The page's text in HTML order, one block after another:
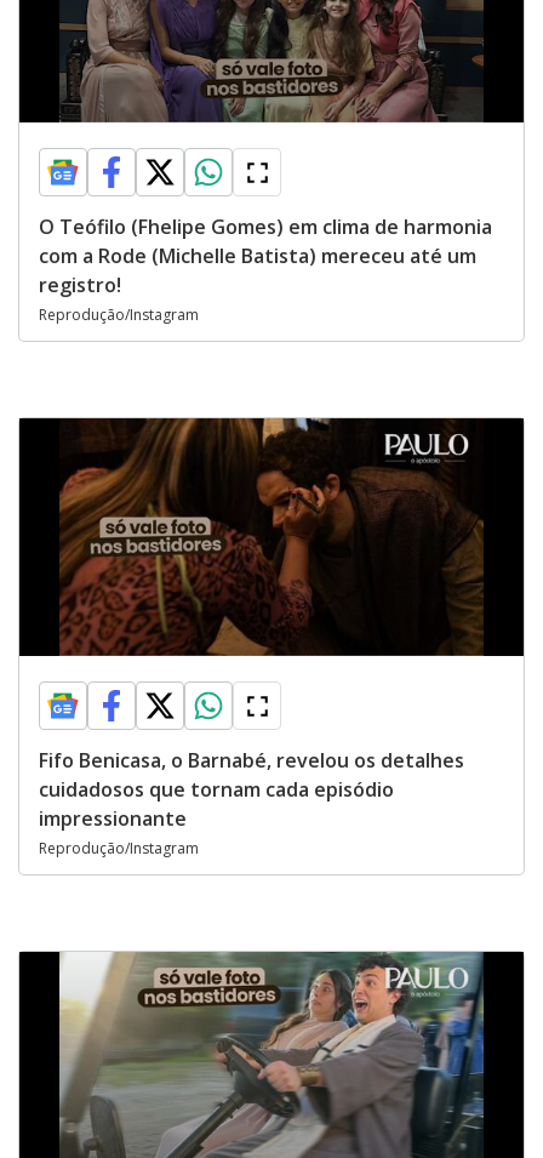
O Teófilo (Fhelipe Gomes) em clima de harmonia
com a Rode (Michelle Batista) mereceu até um
registro!
Reprodução/Instagram
Fifo Benicasa, o Barnabé, revelou os detalhes
cuidadosos que tornam cada episódio
impressionante
Reprodução/Instagram